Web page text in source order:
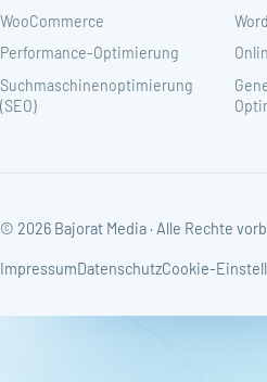
WooCommerce
Performance-Optimierung
Suchmaschinenoptimierung
(SEO)
© 2026 Bajorat Media · Alle Rechte
ImpressumDatenschutzCookie-